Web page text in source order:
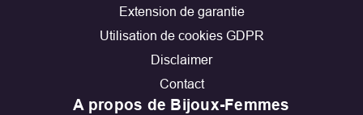
Extension de garantie
Utilisation de cookies GDPR
Disclaimer
Contact
A propos de Bijoux-Femmes